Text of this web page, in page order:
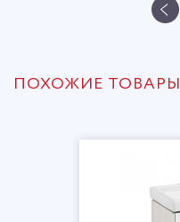
ПОХОЖИЕ ТОВАРЫ